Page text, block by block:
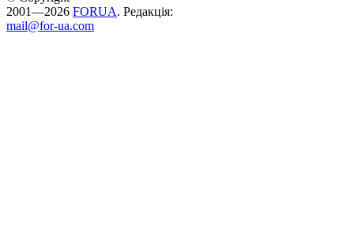
2001—2026 FORUA. Редакція:
mail@for-ua.com